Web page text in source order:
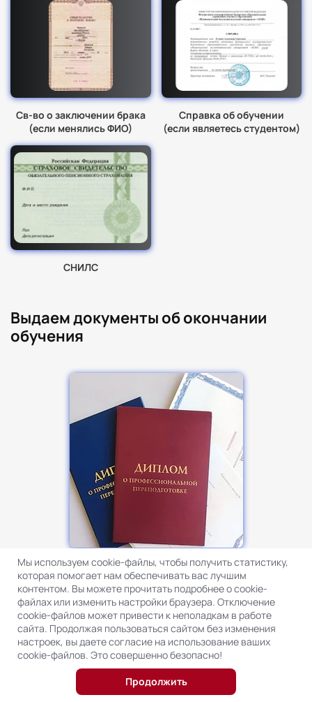
Св-во о заключении брака
(если менялись ФИО)
Справка об обучении
(если являетесь студентом)
СНИЛС
Выдаем документы об окончании
обучения
Диплом о профессиональной переподготовке
установленного образца
Мы используем cookie-файлы, чтобы получить статистику,
которая помогает нам обеспечивать вас лучшим
контентом. Вы можете прочитать подробнее о cookie-
файлах или изменить настройки браузера. Отключение
cookie-файлов может привести к неполадкам в работе
сайта. Продолжая пользоваться сайтом без изменения
настроек, вы даете согласие на использование ваших
cookie-файлов. Это совершенно безопасно!
Продолжить